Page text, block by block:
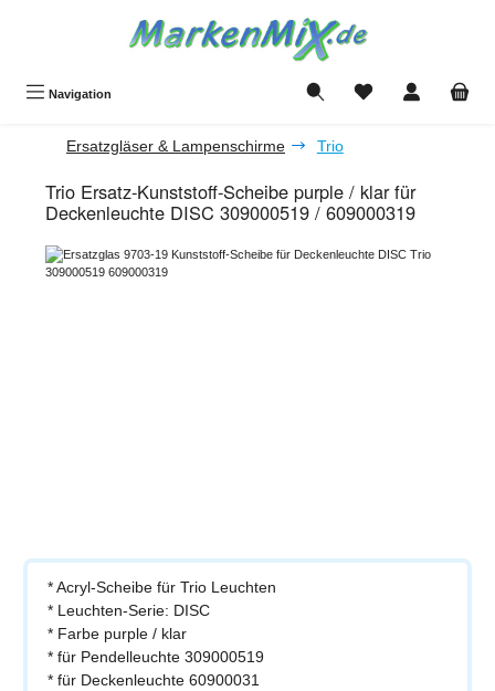
Navigation Du hast 0 Produkte
Ersatzgläser & Lampenschirme Trio
Trio Ersatz-Kunststoff-Scheibe purple / klar für
Deckenleuchte DISC 309000519 / 609000319
Bildergalerie überspringen
* Acryl-Scheibe für Trio Leuchten
* Leuchten-Serie: DISC
* Farbe purple / klar
* für Pendelleuchte 309000519
* für Deckenleuchte 60900031